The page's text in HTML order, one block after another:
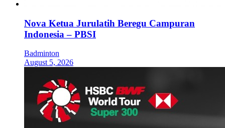
Nova Ketua Jurulatih Beregu Campuran
Indonesia – PBSI
Badminton
August 5, 2026